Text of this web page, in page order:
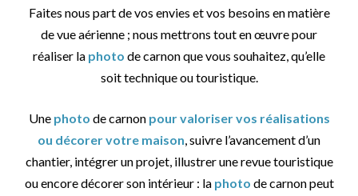
Faites nous part de vos envies et vos besoins en matière
de vue aérienne ; nous mettrons tout en œuvre pour
réaliser la photo de carnon que vous souhaitez, qu’elle
soit technique ou touristique.
Une photo de carnon pour valoriser vos réalisations
ou décorer votre maison, suivre l’avancement d’un
chantier, intégrer un projet, illustrer une revue touristique
ou encore décorer son intérieur : la photo de carnon peut